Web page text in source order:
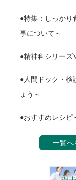
●特集：しっかり
事について～
●精神科シリーズ
●人間ドック・検
ょう～
●おすすめレシピ
一覧へ